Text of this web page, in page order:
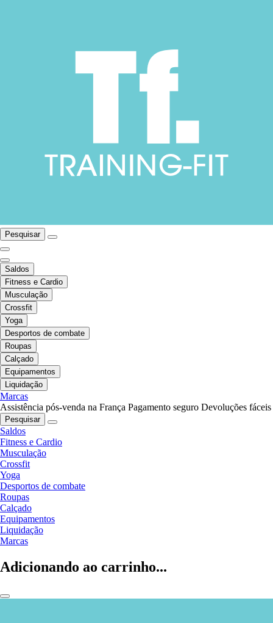
Pesquisar
Saldos
Fitness e Cardio
Musculação
Crossfit
Yoga
Desportos de combate
Roupas
Calçado
Equipamentos
Liquidação
Marcas
Assistência pós-venda na França Pagamento seguro Devoluções fáceis
Pesquisar
Saldos
Fitness e Cardio
Musculação
Crossfit
Yoga
Desportos de combate
Roupas
Calçado
Equipamentos
Liquidação
Marcas
Adicionando ao carrinho...